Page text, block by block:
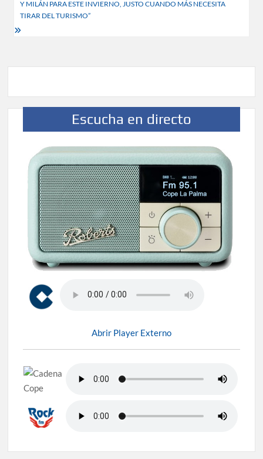
Y MILÁN PARA ESTE INVIERNO, JUSTO CUANDO MÁS NECESITA
TIRAR DEL TURISMO”
Escucha en directo
Abrir Player Externo